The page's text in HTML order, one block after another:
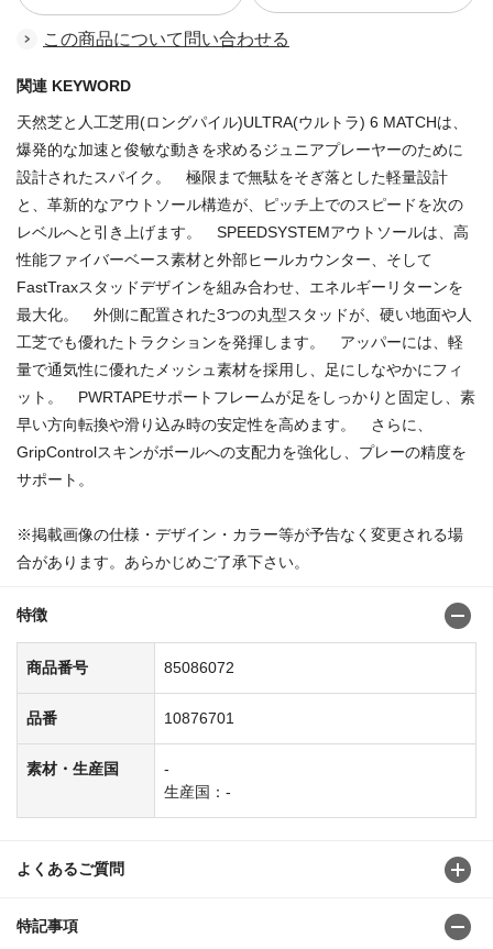
この商品について問い合わせる
関連 KEYWORD
天然芝と人工芝用(ロングパイル)ULTRA(ウルトラ) 6 MATCHは、
爆発的な加速と俊敏な動きを求めるジュニアプレーヤーのために
設計されたスパイク。 極限まで無駄をそぎ落とした軽量設計
と、革新的なアウトソール構造が、ピッチ上でのスピードを次の
レベルへと引き上げます。 SPEEDSYSTEMアウトソールは、高
性能ファイバーベース素材と外部ヒールカウンター、そして
FastTraxスタッドデザインを組み合わせ、エネルギーリターンを
最大化。 外側に配置された3つの丸型スタッドが、硬い地面や人
工芝でも優れたトラクションを発揮します。 アッパーには、軽
量で通気性に優れたメッシュ素材を採用し、足にしなやかにフィ
ット。 PWRTAPEサポートフレームが足をしっかりと固定し、素
早い方向転換や滑り込み時の安定性を高めます。 さらに、
GripControlスキンがボールへの支配力を強化し、プレーの精度を
サポート。
※掲載画像の仕様・デザイン・カラー等が予告なく変更される場
合があります。あらかじめご了承下さい。
特徴
商品番号 85086072
品番 10876701
素材・生産国
-
生産国：-
よくあるご質問
特記事項